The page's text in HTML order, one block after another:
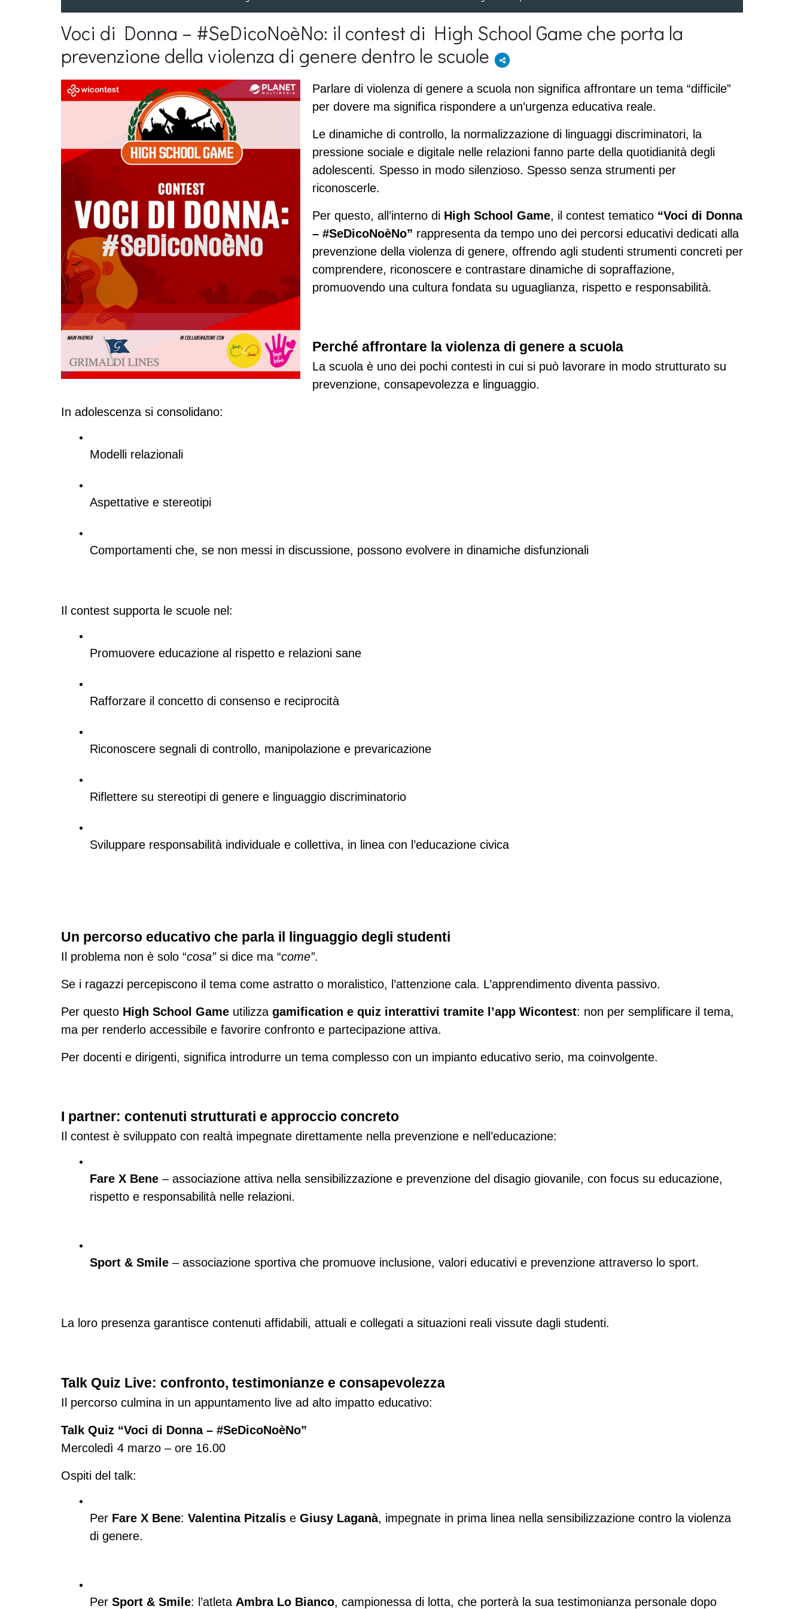
Voci di Donna – #SeDicoNoèNo: il contest di High School Game che porta la
prevenzione della violenza di genere dentro le scuole
Parlare di violenza di genere a scuola non significa affrontare un tema “difficile”
per dovere ma significa rispondere a un’urgenza educativa reale.
Le dinamiche di controllo, la normalizzazione di linguaggi discriminatori, la
pressione sociale e digitale nelle relazioni fanno parte della quotidianità degli
adolescenti. Spesso in modo silenzioso. Spesso senza strumenti per
riconoscerle.
Per questo, all’interno di High School Game, il contest tematico “Voci di Donna
– #SeDicoNoèNo” rappresenta da tempo uno dei percorsi educativi dedicati alla
prevenzione della violenza di genere, offrendo agli studenti strumenti concreti per
comprendere, riconoscere e contrastare dinamiche di sopraffazione,
promuovendo una cultura fondata su uguaglianza, rispetto e responsabilità.
Perché affrontare la violenza di genere a scuola
La scuola è uno dei pochi contesti in cui si può lavorare in modo strutturato su
prevenzione, consapevolezza e linguaggio.
In adolescenza si consolidano:
Modelli relazionali
Aspettative e stereotipi
Comportamenti che, se non messi in discussione, possono evolvere in dinamiche disfunzionali
Il contest supporta le scuole nel:
Promuovere educazione al rispetto e relazioni sane
Rafforzare il concetto di consenso e reciprocità
Riconoscere segnali di controllo, manipolazione e prevaricazione
Riflettere su stereotipi di genere e linguaggio discriminatorio
Sviluppare responsabilità individuale e collettiva, in linea con l’educazione civica
Un percorso educativo che parla il linguaggio degli studenti
Il problema non è solo “cosa” si dice ma “come”.
Se i ragazzi percepiscono il tema come astratto o moralistico, l’attenzione cala. L’apprendimento diventa passivo.
Per questo High School Game utilizza gamification e quiz interattivi tramite l’app Wicontest: non per semplificare il tema,
ma per renderlo accessibile e favorire confronto e partecipazione attiva.
Per docenti e dirigenti, significa introdurre un tema complesso con un impianto educativo serio, ma coinvolgente.
I partner: contenuti strutturati e approccio concreto
Il contest è sviluppato con realtà impegnate direttamente nella prevenzione e nell’educazione:
Fare X Bene – associazione attiva nella sensibilizzazione e prevenzione del disagio giovanile, con focus su educazione,
rispetto e responsabilità nelle relazioni.
Sport & Smile – associazione sportiva che promuove inclusione, valori educativi e prevenzione attraverso lo sport.
La loro presenza garantisce contenuti affidabili, attuali e collegati a situazioni reali vissute dagli studenti.
Talk Quiz Live: confronto, testimonianze e consapevolezza
Il percorso culmina in un appuntamento live ad alto impatto educativo:
Talk Quiz “Voci di Donna – #SeDicoNoèNo”
Mercoledì 4 marzo – ore 16.00
Ospiti del talk:
Per Fare X Bene: Valentina Pitzalis e Giusy Laganà, impegnate in prima linea nella sensibilizzazione contro la violenza
di genere.
Per Sport & Smile: l’atleta Ambra Lo Bianco, campionessa di lotta, che porterà la sua testimonianza personale dopo